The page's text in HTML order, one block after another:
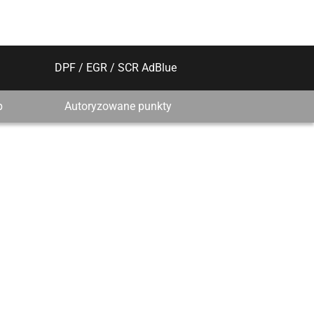
DPF / EGR / SCR AdBlue
Autoryzowane punkty